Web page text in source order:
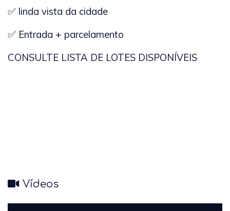
✅ linda vista da cidade
✅ Entrada + parcelamento
CONSULTE LISTA DE LOTES DISPONÍVEIS
Vídeos